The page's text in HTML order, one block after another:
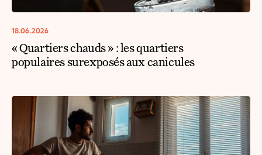
18.06.2026
« Quartiers chauds » : les quartiers
populaires surexposés aux canicules